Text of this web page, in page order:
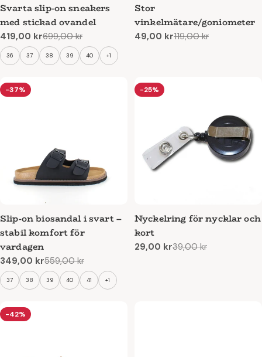
Svarta slip-on sneakers
med stickad ovandel
Reapris
419,00 kr
Ordinarie
pris
699,00 kr
36 37 38 39 40 +1
Stor
vinkelmätare/goniometer
Reapris
49,00 kr
Ordinarie119,00 kr
-37%
Slip-on biosandal i svart –
stabil komfort för
vardagen
Reapris
349,00 kr
Ordinarie
pris
559,00 kr
37 38 39 40 41 +1
-25%
Nyckelring för nycklar och
kort
Reapris
29,00 kr
Ordinarie39,00 kr
-42%